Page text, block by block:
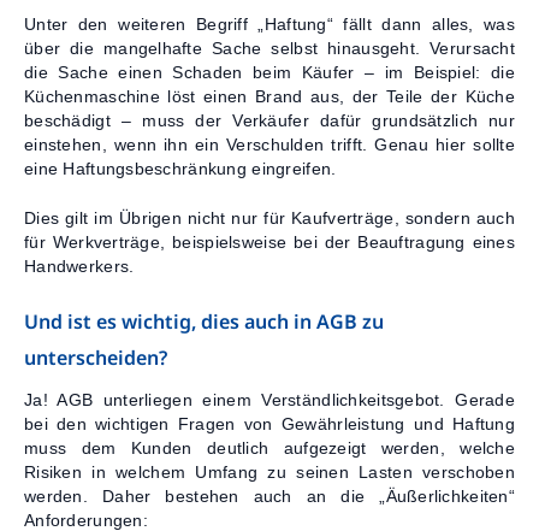
Unter den weiteren Begriff „Haftung“ fällt dann alles, was
über die mangelhafte Sache selbst hinausgeht. Verursacht
die Sache einen Schaden beim Käufer – im Beispiel: die
Küchenmaschine löst einen Brand aus, der Teile der Küche
beschädigt – muss der Verkäufer dafür grundsätzlich nur
einstehen, wenn ihn ein Verschulden trifft. Genau hier sollte
eine Haftungsbeschränkung eingreifen.
Dies gilt im Übrigen nicht nur für Kaufverträge, sondern auch
für Werkverträge, beispielsweise bei der Beauftragung eines
Handwerkers.
Und ist es wichtig, dies auch in AGB zu
unterscheiden?
Ja! AGB unterliegen einem Verständlichkeitsgebot. Gerade
bei den wichtigen Fragen von Gewährleistung und Haftung
muss dem Kunden deutlich aufgezeigt werden, welche
Risiken in welchem Umfang zu seinen Lasten verschoben
werden. Daher bestehen auch an die „Äußerlichkeiten“
Anforderungen: